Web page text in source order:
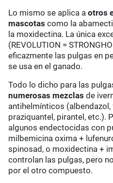
Lo mismo se aplica aotros
mascotas como la
la moxidectina. La única
(REVOLUTION =
eficazmente las pulgas en
se usa en el ganado.
Todo lo dicho para las
numerosas mezclas de
antihelmínticos
praziquantel, pirantel, etc.).
algunos endectocidas con
milbemicina oxima +
spinosad, o moxidectina +
controlan las pulgas, pero
por el otro compuesto.